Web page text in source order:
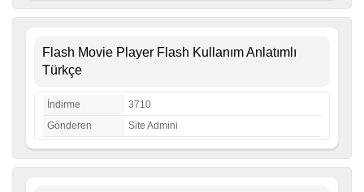
Flash Movie Player Flash Kullanım Anlatımlı
Türkçe
İndirme
3710
Gönderen
Site Admini